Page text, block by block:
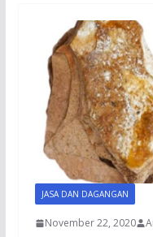
JASA DAN DAGANGAN
November 22, 2020